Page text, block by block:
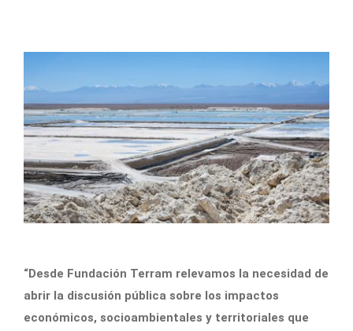
“Desde Fundación Terram relevamos la necesidad de
abrir la discusión pública sobre los impactos
económicos, socioambientales y territoriales que